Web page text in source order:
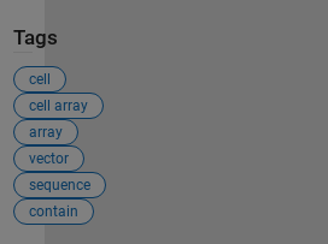
Tags
cell
cell array
array
vector
sequence
contain